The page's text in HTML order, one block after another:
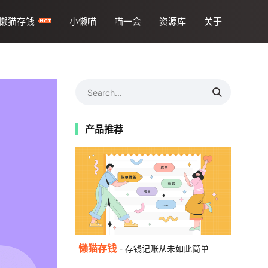
猫存钱 小懒喵 喵一会 资源库 关于
产品推荐
懒猫存钱 - 存钱记账从未如此简单